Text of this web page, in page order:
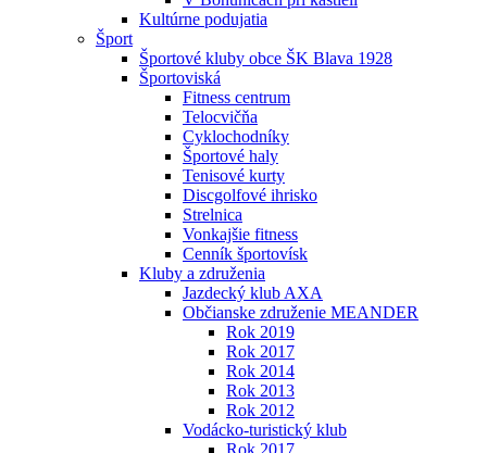
Kultúrne podujatia
Šport
Športové kluby obce ŠK Blava 1928
Športoviská
Fitness centrum
Telocvičňa
Cyklochodníky
Športové haly
Tenisové kurty
Discgolfové ihrisko
Strelnica
Vonkajšie fitness
Cenník športovísk
Kluby a združenia
Jazdecký klub AXA
Občianske združenie MEANDER
Rok 2019
Rok 2017
Rok 2014
Rok 2013
Rok 2012
Vodácko-turistický klub
Rok 2017